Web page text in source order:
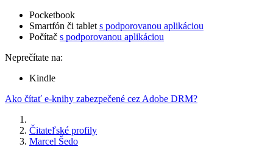
Pocketbook
Smartfón či tablet s podporovanou aplikáciou
Počítač s podporovanou aplikáciou
Neprečítate na:
Kindle
Ako čítať e-knihy zabezpečené cez Adobe DRM?
Čitateľské profily
Marcel Šedo